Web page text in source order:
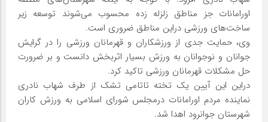
اورامانات جز مناطق زلزله زده محسوب می‌شوند توسعه زیر
ساخت‌های ورزشی دراین مناطق ضروری است.
وی، حمایت جدی از ورزشکاران و قهرمانان ورزشی را در گرایش
جوانان و نوجوانان به ورزش بسیار اثربخش دانست و بر ضرورت
حل مشکلات قهرمانان ورزشی تاکید کرد.
دراین این آیین یک تخته تاتامی تشک از طرف شهاب نادری
نماینده مردم اورامانات درمجلس شورای اسلامی به ورزش کاران
شهرستان جوانرود اهدا شد.